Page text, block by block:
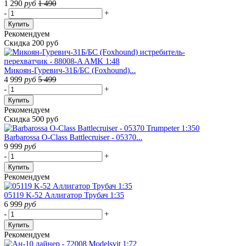
1 290 руб 1 490
-
+
Купить
Рекомендуем
Скидка 200 руб
Микоян-Гуревич-31Б/БС (Foxhound)...
4 999 руб 5 499
-
+
Купить
Рекомендуем
Скидка 500 руб
Barbarossa O-Class Battlecruiser - 05370...
9 999 руб
-
+
Купить
Рекомендуем
05119 K-52 Аллигатор Трубач 1:35
6 999 руб
-
+
Купить
Рекомендуем